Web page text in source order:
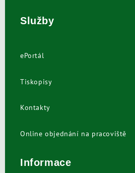
Služby
ePortál
Tiskopisy
Kontakty
Online objednání na pracoviště
Informace